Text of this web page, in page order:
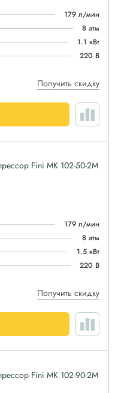
179 л/мин
8 атм
1.1 кВт
220 В
Получить скидку
Fini MK 102-50-2M
179 л/мин
8 атм
1.5 кВт
220 В
Получить скидку
Fini MK 102-90-2M